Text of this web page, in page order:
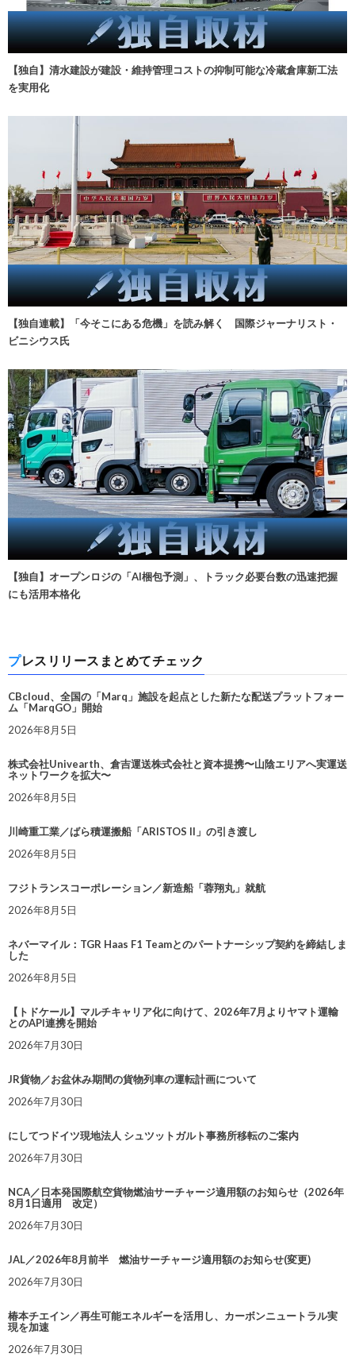
【独自】清水建設が建設・維持管理コストの抑制可能な冷蔵倉庫新工法
を実用化
【独自連載】「今そこにある危機」を読み解く 国際ジャーナリスト・
ビニシウス氏
【独自】オープンロジの「AI梱包予測」、トラック必要台数の迅速把握
にも活用本格化
プレスリリースまとめてチェック
CBcloud、全国の「Marq」施設を起点とした新たな配送プラットフォー
ム「MarqGO」開始
2026年8月5日
株式会社Univearth、倉吉運送株式会社と資本提携〜山陰エリアへ実運送
ネットワークを拡大〜
2026年8月5日
川崎重工業／ばら積運搬船「ARISTOS II」の引き渡し
2026年8月5日
フジトランスコーポレーション／新造船「蓉翔丸」就航
2026年8月5日
ネバーマイル：TGR Haas F1 Teamとのパートナーシップ契約を締結しま
した
2026年8月5日
【トドケール】マルチキャリア化に向けて、2026年7月よりヤマト運輸
とのAPI連携を開始
2026年7月30日
JR貨物／お盆休み期間の貨物列車の運転計画について
2026年7月30日
にしてつドイツ現地法人 シュツットガルト事務所移転のご案内
2026年7月30日
NCA／日本発国際航空貨物燃油サーチャージ適用額のお知らせ（2026年
8月1日適用 改定）
2026年7月30日
JAL／2026年8月前半 燃油サーチャージ適用額のお知らせ(変更)
2026年7月30日
椿本チエイン／再生可能エネルギーを活用し、カーボンニュートラル実
現を加速
2026年7月30日